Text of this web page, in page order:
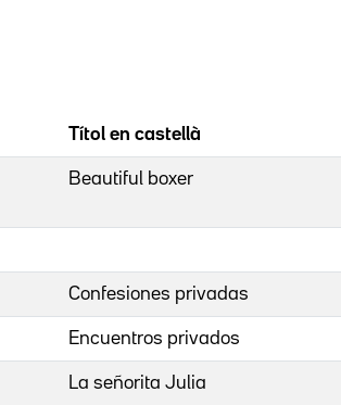
Títol en castellà
Beautiful boxer
Confesiones privadas
Encuentros privados
La señorita Julia